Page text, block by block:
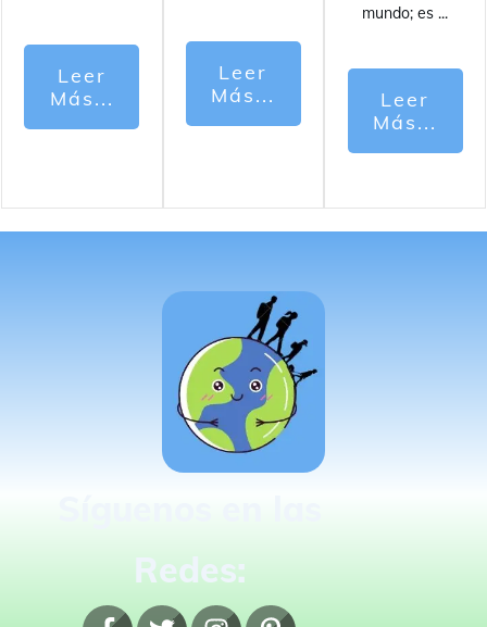
Leer
Más...
Leer
Más...
mundo; es ...
Leer
Más...
Redes: